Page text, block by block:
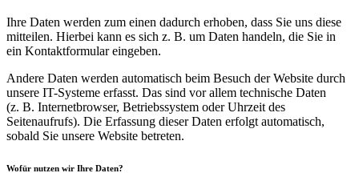
Ihre Daten werden zum einen dadurch erhoben, dass Sie uns diese
mitteilen. Hierbei kann es sich z. B. um Daten handeln, die Sie in
ein Kontaktformular eingeben.
Andere Daten werden automatisch beim Besuch der Website durch
unsere IT-Systeme erfasst. Das sind vor allem technische Daten
(z. B. Internetbrowser, Betriebssystem oder Uhrzeit des
Seitenaufrufs). Die Erfassung dieser Daten erfolgt automatisch,
sobald Sie unsere Website betreten.
Wofür nutzen wir Ihre Daten?